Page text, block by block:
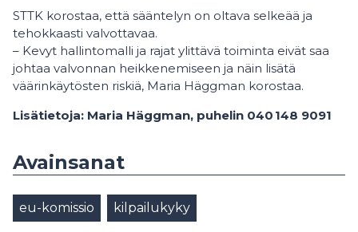
STTK korostaa, että sääntelyn on oltava selkeää ja
tehokkaasti valvottavaa.
– Kevyt hallintomalli ja rajat ylittävä toiminta eivät saa
johtaa valvonnan heikkenemiseen ja näin lisätä
väärinkäytösten riskiä, Maria Häggman korostaa.
Lisätietoja: Maria Häggman, puhelin 040 148 9091
Avainsanat
eu-komissio kilpailukyky